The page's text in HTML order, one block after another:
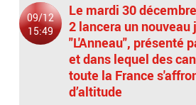
09/12
15:49
Le mardi 30
2 lancera un nouveau
"L'Anneau", présenté
et dans lequel des
toute la France
d’altitude